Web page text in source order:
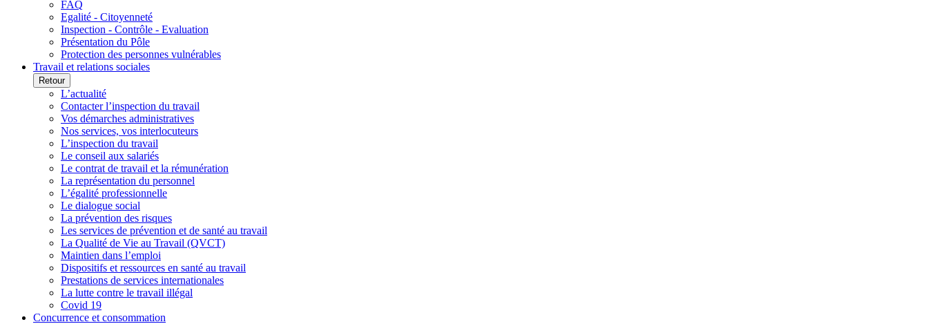
FAQ
Egalité - Citoyenneté
Inspection - Contrôle - Evaluation
Présentation du Pôle
Protection des personnes vulnérables
Travail et relations sociales
Retour
L’actualité
Contacter l’inspection du travail
Vos démarches administratives
Nos services, vos interlocuteurs
L’inspection du travail
Le conseil aux salariés
Le contrat de travail et la rémunération
La représentation du personnel
L’égalité professionnelle
Le dialogue social
La prévention des risques
Les services de prévention et de santé au travail
La Qualité de Vie au Travail (QVCT)
Maintien dans l’emploi
Dispositifs et ressources en santé au travail
Prestations de services internationales
La lutte contre le travail illégal
Covid 19
Concurrence et consommation